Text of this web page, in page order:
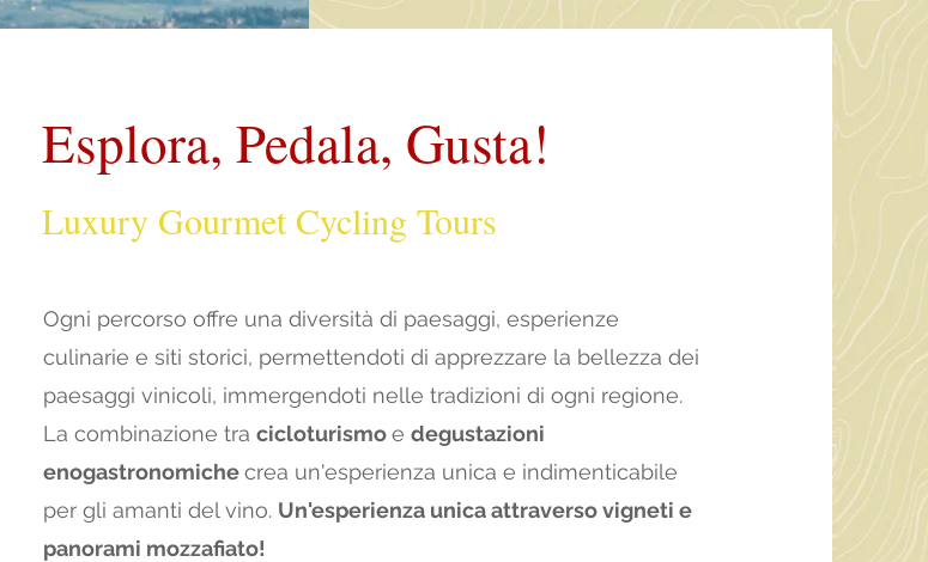
Esplora, Pedala, Gusta!
Luxury Gourmet Cycling Tours
Ogni percorso offre una diversità di paesaggi, esperienze
culinarie e siti storici, permettendoti di apprezzare la bellezza dei
paesaggi vinicoli, immergendoti nelle tradizioni di ogni regione.
La combinazione tra cicloturismoe degustazioni
enogastronomichecrea un'esperienza unica e indimenticabile
per gli amanti del vino. Un'esperienza unica attraverso vigneti e
panorami mozzafiato!